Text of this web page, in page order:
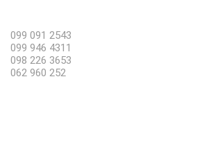
099 091 2543
099 946 4311
098 226 3653
062 960 252